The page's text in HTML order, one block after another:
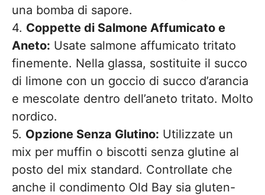
una bomba di sapore.
4. Coppette di Salmone Affumicato e
Aneto: Usate salmone affumicato tritato
finemente. Nella glassa, sostituite il succo
di limone con un goccio di succo d’arancia
e mescolate dentro dell’aneto tritato. Molto
nordico.
5. Opzione Senza Glutino: Utilizzate un
mix per muffin o biscotti senza glutine al
posto del mix standard. Controllate che
anche il condimento Old Bay sia gluten-